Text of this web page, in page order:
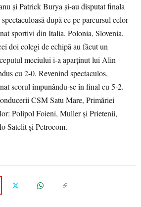
și Patrick Burya și-au disputat finala
după ce pe parcursul celor
sportivi din Italia, Polonia, Slovenia,
doi colegi de echipă au făcut un
meciului i-a aparținut lui Alin
cu 2-0. Revenind spectaculos,
scorul impunându-se în final cu 5-2.
CSM Satu Mare, Primăriei
Polipol Foieni, Muller și Prietenii,
Satelit și Petrocom.